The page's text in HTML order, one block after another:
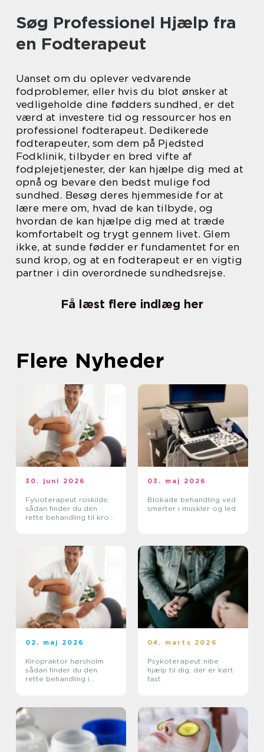
Søg Professionel Hjælp fra
en Fodterapeut
Uanset om du oplever vedvarende
fodproblemer, eller hvis du blot ønsker at
vedligeholde dine fødders sundhed, er det
værd at investere tid og ressourcer hos en
professionel fodterapeut. Dedikerede
fodterapeuter, som dem på Pjedsted
Fodklinik, tilbyder en bred vifte af
fodplejetjenester, der kan hjælpe dig med at
opnå og bevare den bedst mulige fod
sundhed. Besøg deres hjemmeside for at
lære mere om, hvad de kan tilbyde, og
hvordan de kan hjælpe dig med at træde
komfortabelt og trygt gennem livet. Glem
ikke, at sunde fødder er fundamentet for en
sund krop, og at en fodterapeut er en vigtig
partner i din overordnede sundhedsrejse.
Få læst flere indlæg her
Flere Nyheder
30. juni 2026
Fysioterapeut roskilde:
sådan finder du den
rette behandling til krop
03. maj 2026
Blokade behandling ved
smerter i muskler og led
02. maj 2026
Kiropraktor hørsholm
sådan finder du den
rette behandling i
04. marts 2026
Psykoterapeut nibe
hjælp til dig, der er kørt
fast